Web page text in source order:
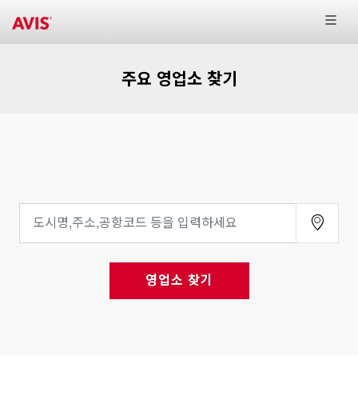
주요 영업소 찾기
영업소 찾기